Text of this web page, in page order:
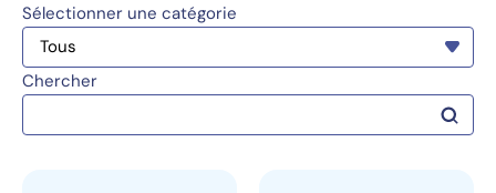
Sélectionner une catégorie
Chercher